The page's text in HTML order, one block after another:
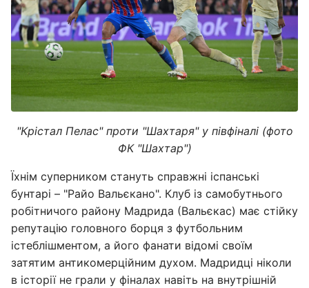
"Крістал Пелас" проти "Шахтаря" у півфіналі (фото
ФК "Шахтар")
Їхнім суперником стануть справжні іспанські
бунтарі – "Райо Вальєкано". Клуб із самобутнього
робітничого району Мадрида (Вальєкас) має стійку
репутацію головного борця з футбольним
істеблішментом, а його фанати відомі своїм
затятим антикомерційним духом. Мадридці ніколи
в історії не грали у фіналах навіть на внутрішній